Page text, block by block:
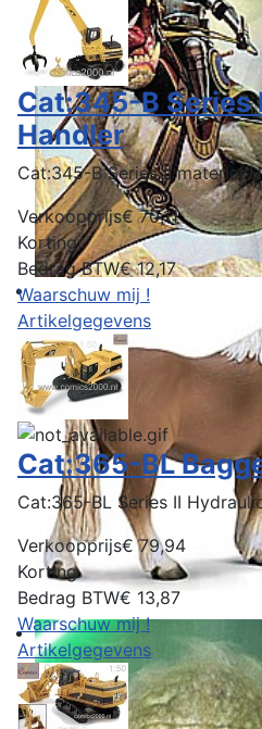
Cat:345-B Series
Handler
Cat:345-B Series II material
Verkoopprijs€ 70,11
Korting
Bedrag BTW€ 12,17
Waarschuw mij !
Artikelgegevens
Cat:365-BL
Cat:365-BL Series II
Verkoopprijs€ 79,94
Korting
Bedrag BTW€ 13,87
Waarschuw mij !
Artikelgegevens